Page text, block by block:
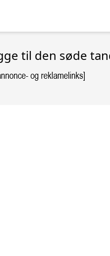
til den søde